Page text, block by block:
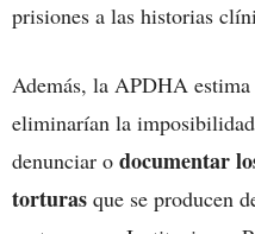
prisiones a las historias
Además, la APDHA estima
eliminarían la
denunciar o documentar
torturas que se producen